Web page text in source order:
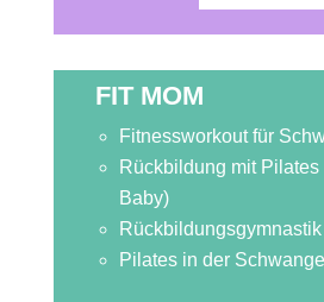
FIT MOM
Fitnessworkout für
Rückbildung mit
Baby)
Rückbildungsgymnastik
Pilates in der